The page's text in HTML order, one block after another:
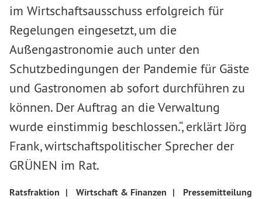
im Wirtschaftsausschuss erfolgreich für
Regelungen eingesetzt, um die
Außengastronomie auch unter den
Schutzbedingungen der Pandemie für Gäste
und Gastronomen ab sofort durchführen zu
können. Der Auftrag an die Verwaltung
wurde einstimmig beschlossen.“, erklärt Jörg
Frank, wirtschaftspolitischer Sprecher der
GRÜNEN im Rat.
Ratsfraktion | Wirtschaft & Finanzen | Pressemitteilung